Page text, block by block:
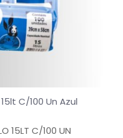
C/100 Un Azul
15LT C/100 UN